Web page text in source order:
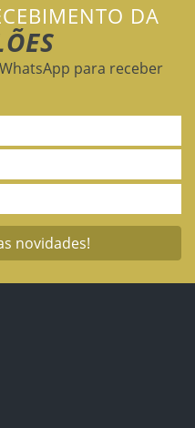
DA
para receber
novidades!